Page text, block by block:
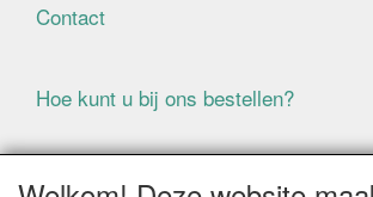
Contact
Hoe kunt u bij ons bestellen?
Voorwaarden